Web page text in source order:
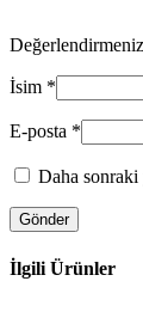
Değerlendirmeniz
İsim *
E-posta *
Daha sonraki
İlgili Ürünler